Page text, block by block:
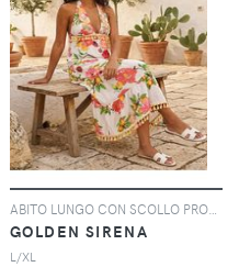
GOLDEN SIRENA
L/XL